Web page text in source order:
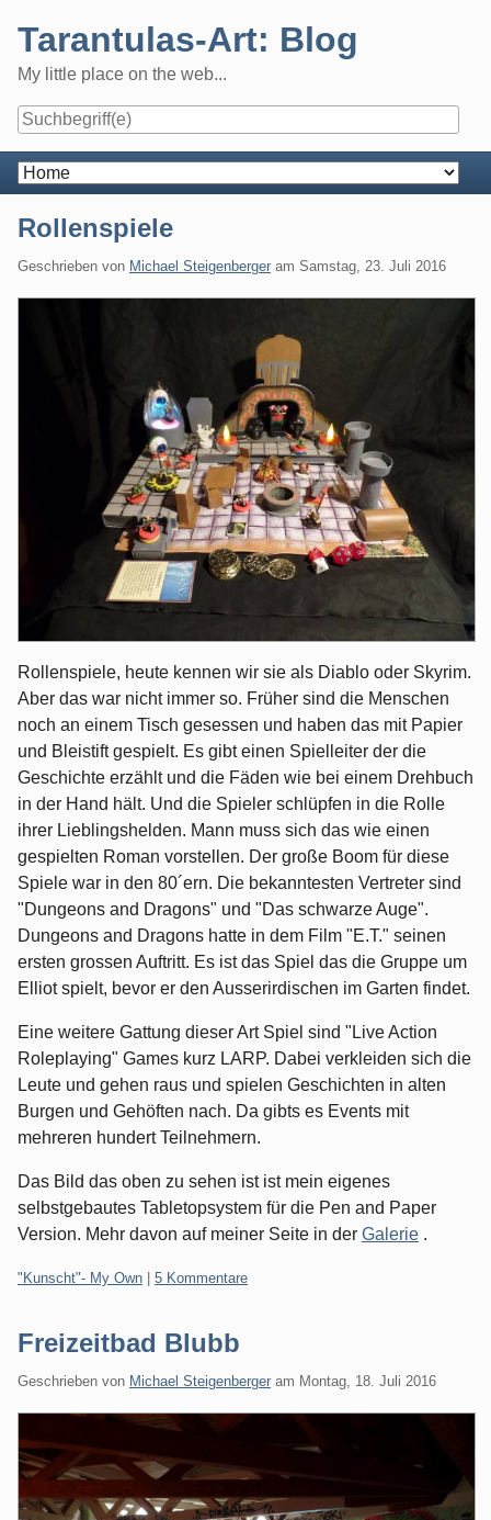
content
Tarantulas-Art: Blog
My little place on the web...
Navigation
Rollenspiele
Geschrieben von Michael Steigenberger am Samstag, 23. Juli 2016
Rollenspiele, heute kennen wir sie als Diablo oder Skyrim.
Aber das war nicht immer so. Früher sind die Menschen
noch an einem Tisch gesessen und haben das mit Papier
und Bleistift gespielt. Es gibt einen Spielleiter der die
Geschichte erzählt und die Fäden wie bei einem Drehbuch
in der Hand hält. Und die Spieler schlüpfen in die Rolle
ihrer Lieblingshelden. Mann muss sich das wie einen
gespielten Roman vorstellen. Der große Boom für diese
Spiele war in den 80´ern. Die bekanntesten Vertreter sind
"Dungeons and Dragons" und "Das schwarze Auge".
Dungeons and Dragons hatte in dem Film "E.T." seinen
ersten grossen Auftritt. Es ist das Spiel das die Gruppe um
Elliot spielt, bevor er den Ausserirdischen im Garten findet.
Eine weitere Gattung dieser Art Spiel sind "Live Action
Roleplaying" Games kurz LARP. Dabei verkleiden sich die
Leute und gehen raus und spielen Geschichten in alten
Burgen und Gehöften nach. Da gibts es Events mit
mehreren hundert Teilnehmern.
Das Bild das oben zu sehen ist ist mein eigenes
selbstgebautes Tabletopsystem für die Pen and Paper
Version. Mehr davon auf meiner Seite in der Galerie .
Kategorien:
"Kunscht"- My Own 5 Kommentare
Freizeitbad Blubb
Geschrieben von Michael Steigenberger am Montag, 18. Juli 2016